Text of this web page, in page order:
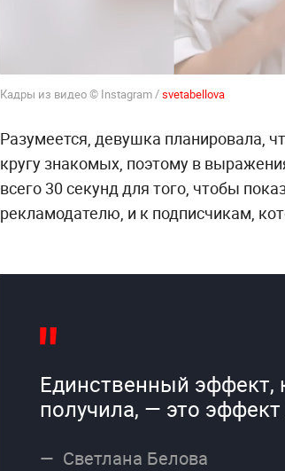
Кадры из видео © Instagram /svetabellova
Разумеется, девушка планировала,
кругу знакомых, поэтому в
всего 30 секунд для того, чтобы
рекламодателю, и к подписчикам,
Единственный эффект,
получила, — это
Светлана Белова